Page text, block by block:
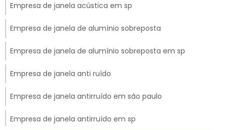
Empresa de janela acústica em sp
Empresa de janela de alumínio sobreposta
Empresa de janela de alumínio sobreposta em sp
Empresa de janela anti ruído
Empresa de janela antirruído em são paulo
Empresa de janela antirruído em sp